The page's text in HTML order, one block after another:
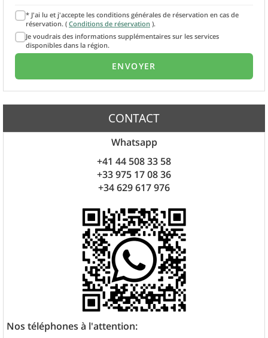
* J'ai lu et j'accepte les conditions générales de réservation en cas de
réservation. ( Conditions de réservation ).
Je voudrais des informations supplémentaires sur les services
disponibles dans la région.
CONTACT
Whatsapp
+41 44 508 33 58
+33 975 17 08 36
+34 629 617 976
Nos téléphones à l'attention: